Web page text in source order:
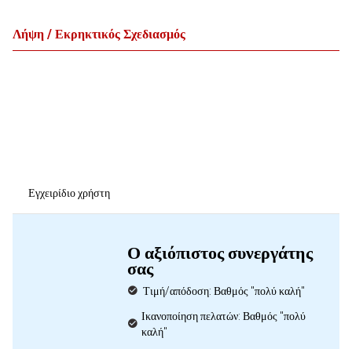
Λήψη / Εκρηκτικός Σχεδιασμός
Εγχειρίδιο χρήστη
Ο αξιόπιστος συνεργάτης
σας
Τιμή/απόδοση: Βαθμός "πολύ καλή"
Ικανοποίηση πελατών: Βαθμός "πολύ
καλή"